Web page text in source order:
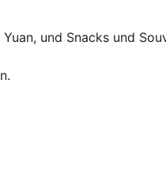
und Snacks und